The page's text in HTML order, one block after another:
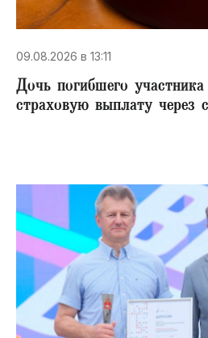
09.08.2026 в 13:11
Дочь погибшего
страховую выплату через